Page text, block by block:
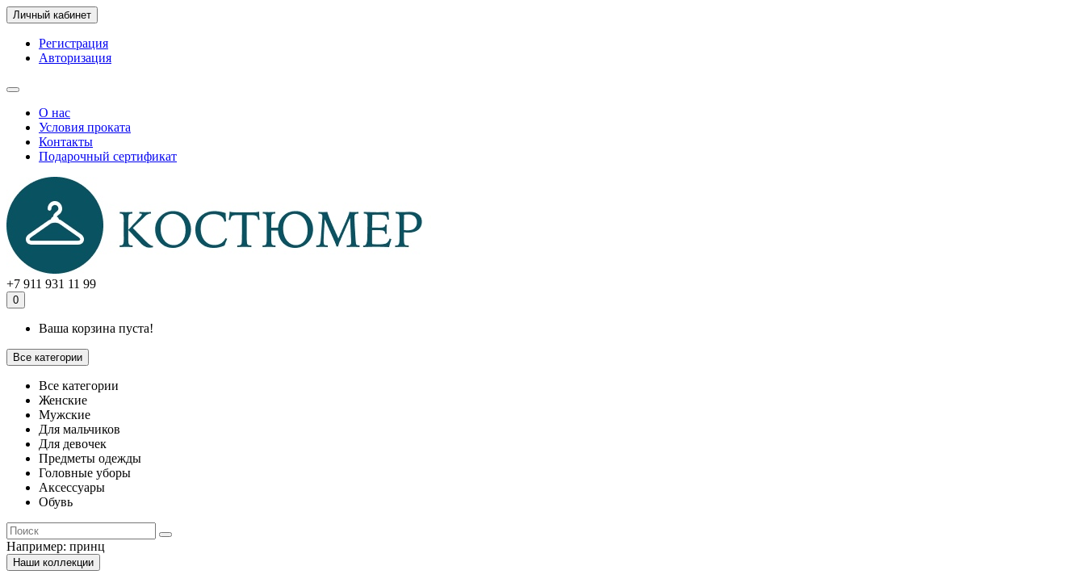
Личный кабинет
Регистрация
Авторизация
О нас
Условия проката
Контакты
Подарочный сертификат
+7 911 931 11 99
0
Ваша корзина пуста!
Все категории
Все категории
Женские
Мужские
Для мальчиков
Для девочек
Предметы одежды
Головные уборы
Аксессуары
Обувь
Например: принц
Наши коллекции